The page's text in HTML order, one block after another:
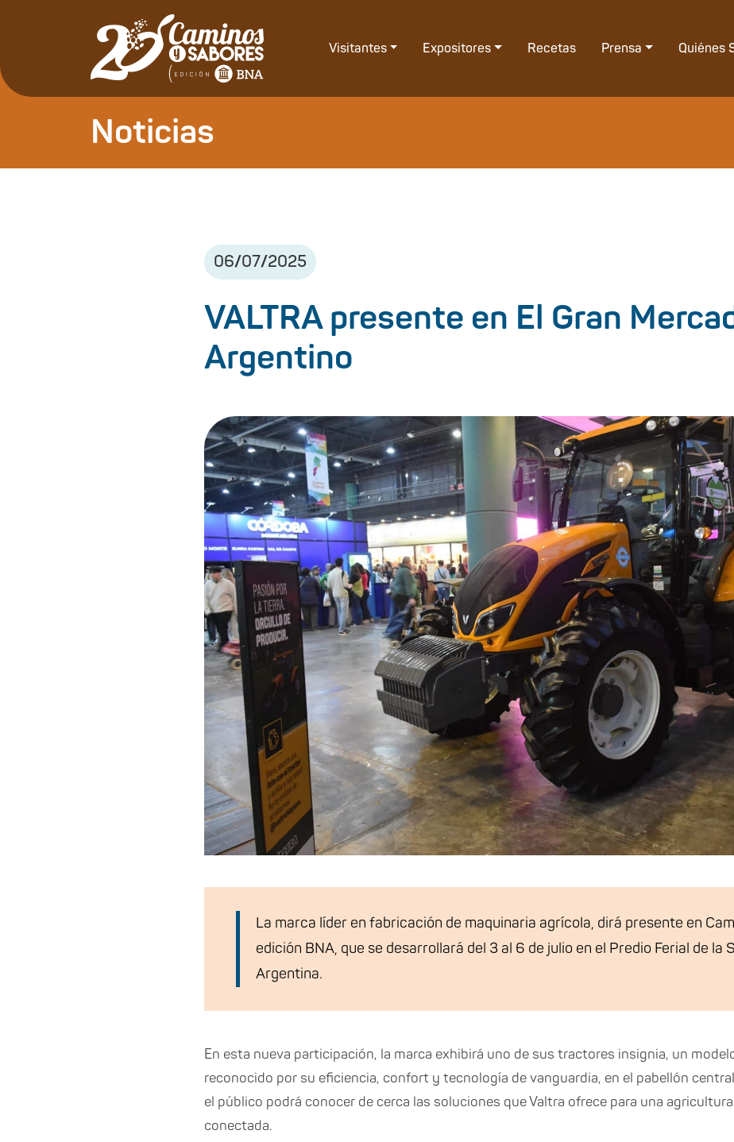
Visitantes Expositores Recetas Prensa Quiénes
Noticias
06/07/2025
VALTRA presente en El Gran
Argentino
La marca líder en fabricación de maquinaria agrícola, dirá presente en
edición BNA, que se desarrollará del 3 al 6 de julio en el Predio Ferial de la
Argentina.
En esta nueva participación, la marca exhibirá uno de sus tractores insignia, un
reconocido por su eficiencia, confort y tecnología de vanguardia, en el pabellón
el público podrá conocer de cerca las soluciones que Valtra ofrece para una
conectada.